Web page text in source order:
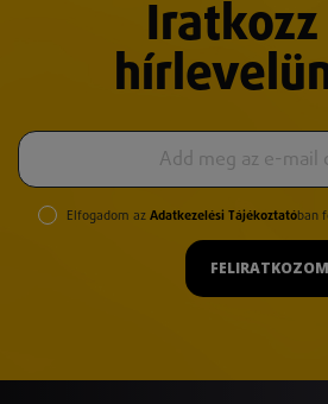
Iratkozz
Elfogadom az Adatkezelési Tájékoztatóban
FELIRATKOZOM